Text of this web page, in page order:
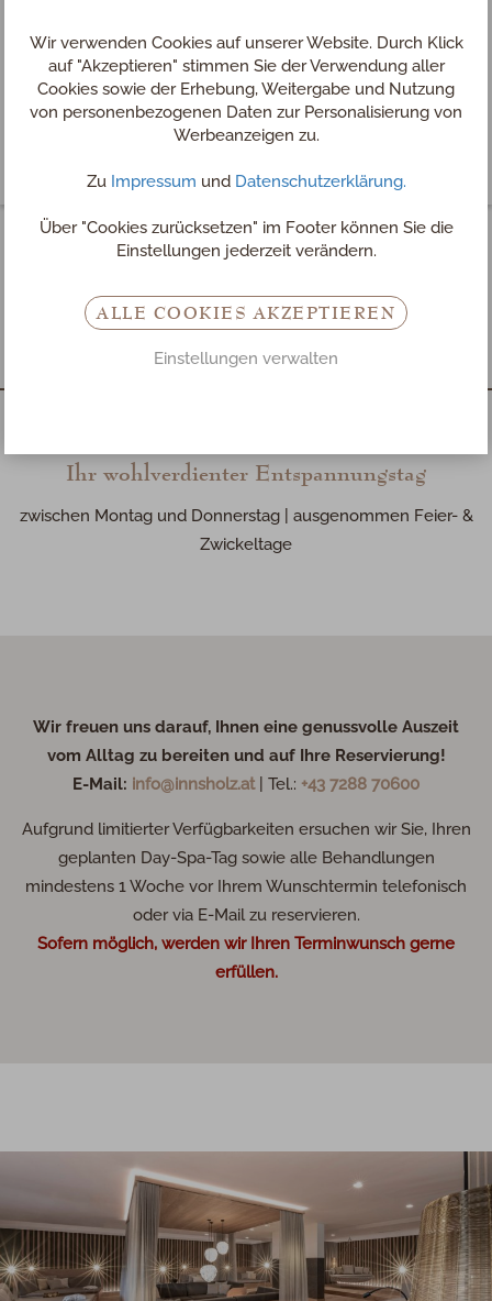
Day Spa im Mühlviertel
Ihr wohlverdienter Entspannungstag
zwischen Montag und Donnerstag | ausgenommen Feier- &
Zwickeltage
Wir freuen uns darauf, Ihnen eine genussvolle Auszeit
vom Alltag zu bereiten und auf Ihre Reservierung!
E-Mail: info@innsholz.at| Tel.: +43 7288 70600
Aufgrund limitierter Verfügbarkeiten ersuchen wir Sie, Ihren
geplanten Day-Spa-Tag sowie alle Behandlungen
mindestens 1 Woche vor Ihrem Wunschtermin telefonisch
oder via E-Mail zu reservieren.
Sofern möglich, werden wir Ihren Terminwunsch gerne
erfüllen.
Wir verwenden Cookies auf unserer Website. Durch Klick
auf "Akzeptieren" stimmen Sie der Verwendung aller
Cookies sowie der Erhebung, Weitergabe und Nutzung
von personenbezogenen Daten zur Personalisierung von
Werbeanzeigen zu.
Zu Impressum und Datenschutzerklärung.
Über "Cookies zurücksetzen" im Footer können Sie die
Einstellungen jederzeit verändern.
ALLE COOKIES AKZEPTIEREN
Einstellungen verwalten